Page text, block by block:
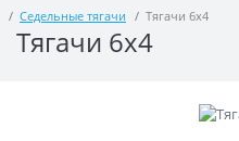
Седельные тягачи Тягачи 6x4
Тягачи 6x4